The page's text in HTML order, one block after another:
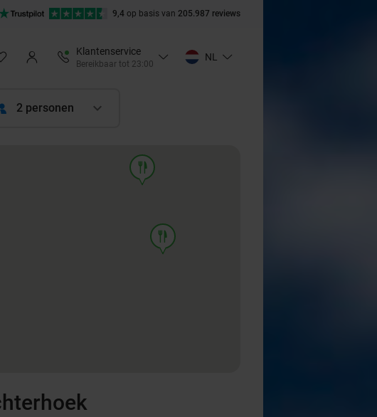
9,4 op basis van 205.987 reviews
Klantenservice
Bereikbaar tot 23:00
NL
2 personen
food
food